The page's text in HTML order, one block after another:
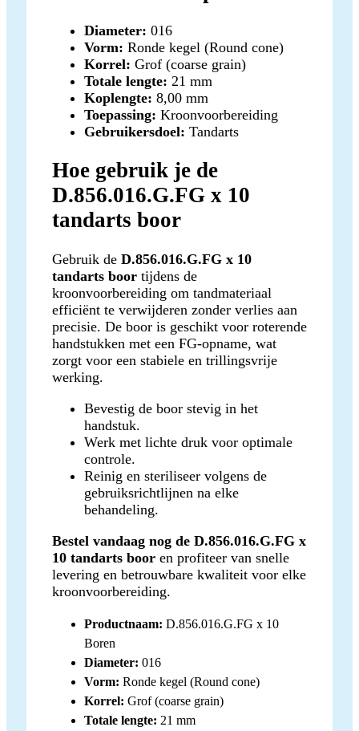
Diameter: 016
Vorm: Ronde kegel (Round cone)
Korrel: Grof (coarse grain)
Totale lengte: 21 mm
Koplengte: 8,00 mm
Toepassing: Kroonvoorbereiding
Gebruikersdoel: Tandarts
Hoe gebruik je de
D.856.016.G.FG x 10
tandarts boor
Gebruik de D.856.016.G.FG x 10
tandarts boor tijdens de
kroonvoorbereiding om tandmateriaal
efficiënt te verwijderen zonder verlies aan
precisie. De boor is geschikt voor roterende
handstukken met een FG-opname, wat
zorgt voor een stabiele en trillingsvrije
werking.
Bevestig de boor stevig in het
handstuk.
Werk met lichte druk voor optimale
controle.
Reinig en steriliseer volgens de
gebruiksrichtlijnen na elke
behandeling.
Bestel vandaag nog de D.856.016.G.FG x
10 tandarts boor en profiteer van snelle
levering en betrouwbare kwaliteit voor elke
kroonvoorbereiding.
Productnaam: D.856.016.G.FG x 10
Boren
Diameter: 016
Vorm: Ronde kegel (Round cone)
Korrel: Grof (coarse grain)
Totale lengte: 21 mm